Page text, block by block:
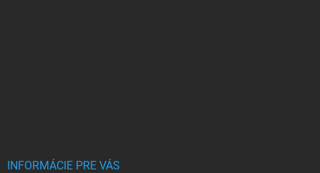
INFORMÁCIE PRE VÁS